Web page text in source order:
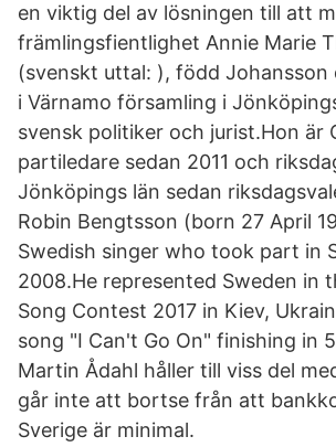
en viktig del av lösningen till att
främlingsfientlighet Annie Marie
(svenskt uttal: ), född Johansson
i Värnamo församling i
svensk politiker och jurist.Hon är
partiledare sedan 2011 och
Jönköpings län sedan
Robin Bengtsson (born 27 April
Swedish singer who took part in
2008.He represented Sweden in
Song Contest 2017 in Kiev,
song "I Can't Go On" finishing in
Martin Ådahl håller till viss del
går inte att bortse från att
Sverige är minimal.